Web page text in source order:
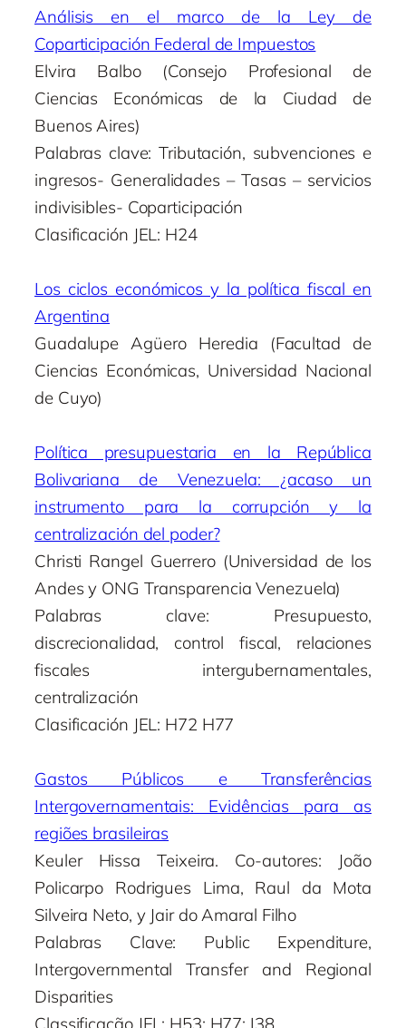
Análisis en el marco de la Ley de
Coparticipación Federal de Impuestos
Elvira Balbo (Consejo Profesional de
Ciencias Económicas de la Ciudad de
Buenos Aires)
Palabras clave: Tributación, subvenciones e
ingresos- Generalidades – Tasas – servicios
indivisibles- Coparticipación
Clasificación JEL: H24
Los ciclos económicos y la política fiscal en
Argentina
Guadalupe Agüero Heredia (Facultad de
Ciencias Económicas, Universidad Nacional
de Cuyo)
Política presupuestaria en la República
Bolivariana de Venezuela: ¿acaso un
instrumento para la corrupción y la
centralización del poder?
Christi Rangel Guerrero (Universidad de los
Andes y ONG Transparencia Venezuela)
Palabras clave: Presupuesto,
discrecionalidad, control fiscal, relaciones
fiscales intergubernamentales,
centralización
Clasificación JEL: H72 H77
Gastos Públicos e Transferências
Intergovernamentais: Evidências para as
regiões brasileiras
Keuler Hissa Teixeira. Co-autores: João
Policarpo Rodrigues Lima, Raul da Mota
Silveira Neto, y Jair do Amaral Filho
Palabras Clave: Public Expenditure,
Intergovernmental Transfer and Regional
Disparities